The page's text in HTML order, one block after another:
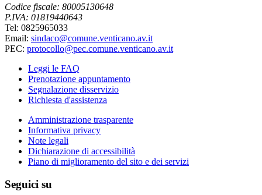
Codice fiscale: 80005130648
P.IVA: 01819440643
Tel: 0825965033
Email: sindaco@comune.venticano.av.it
PEC: protocollo@pec.comune.venticano.av.it
Leggi le FAQ
Prenotazione appuntamento
Segnalazione disservizio
Richiesta d'assistenza
Amministrazione trasparente
Informativa privacy
Note legali
Dichiarazione di accessibilità
Piano di miglioramento del sito e dei servizi
Seguici su